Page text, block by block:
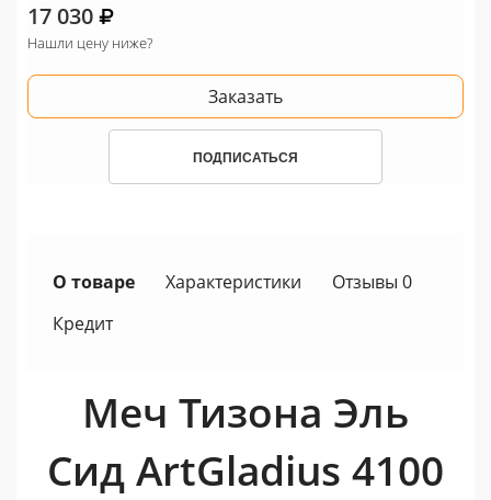
17 030
Нашли цену ниже?
Заказать
ПОДПИСАТЬСЯ
О товаре Характеристики
Отзывы 0
Кредит
Меч Тизона Эль
Сид ArtGladius 4100